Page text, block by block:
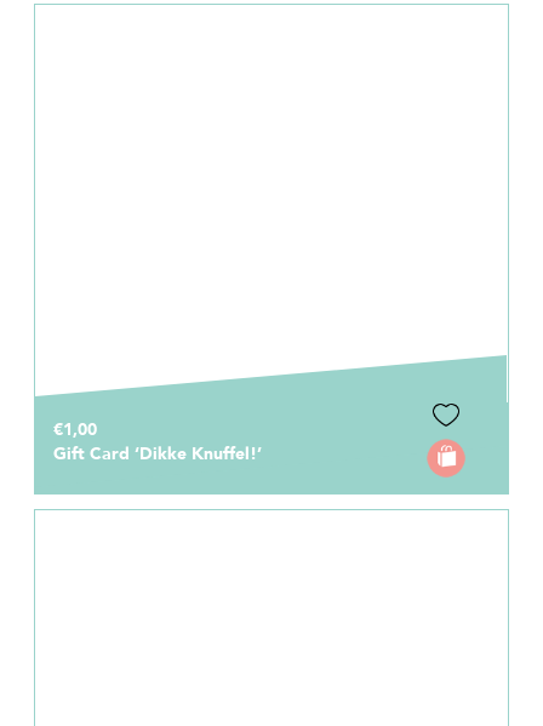
€1,00
Gift Card ‘Dikke Knuffel!’